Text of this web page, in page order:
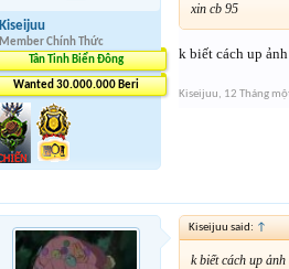
Kiseijuu
Member Chính Thức
Tân Tinh Biển Đông
Wanted 30.000.000 Beri
xin cb 95
k biết cách up
Kiseijuu, 12 Tháng
Kiseijuu said: ↑
k biết cách up